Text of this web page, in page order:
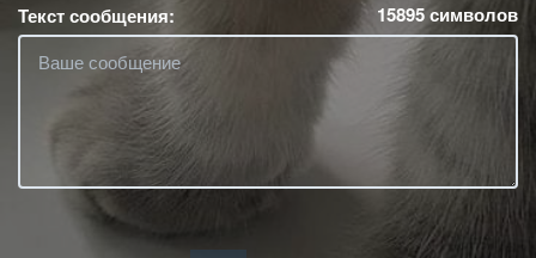
Текст сообщения: 15895символов